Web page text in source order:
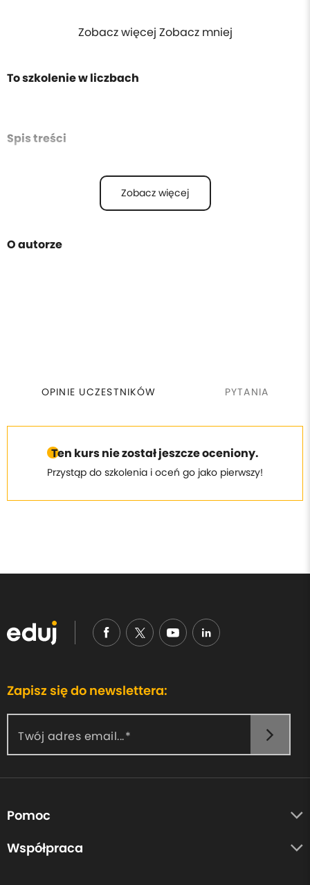
Zobacz więcej Zobacz mniej
To szkolenie w liczbach
Spis treści
Zobacz więcej
O autorze
OPINIE UCZESTNIKÓW PYTANIA
Ten kurs nie został jeszcze oceniony.
Przystąp do szkolenia i oceń go jako pierwszy!
Zapisz się do newslettera:
Twój adres email...
Pomoc
O nas
Współpraca